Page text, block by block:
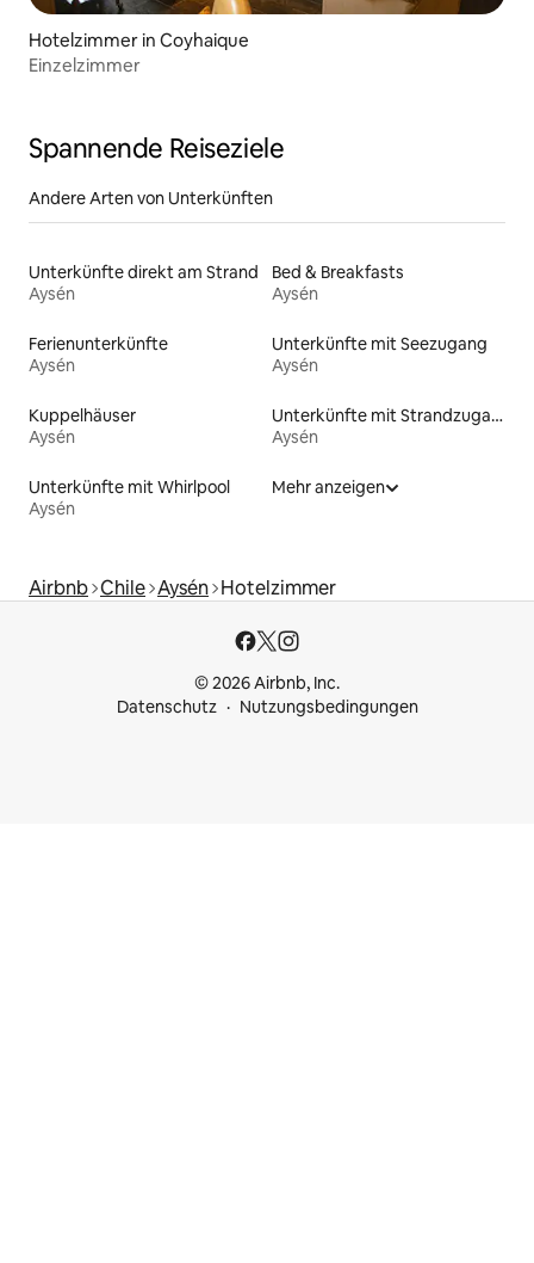
Hotelzimmer in Coyhaique
Einzelzimmer
Spannende Reiseziele
Andere Arten von Unterkünften
Unterkünfte direkt am Strand
Aysén
Bed & Breakfasts
Aysén
Ferienunterkünfte
Aysén
Unterkünfte mit Seezugang
Aysén
Kuppelhäuser
Aysén
Unterkünfte mit Strandzugang
Aysén
Unterkünfte mit Whirlpool
Aysén
Mehr anzeigen
Airbnb Chile Aysén Hotelzimmer
© 2026 Airbnb, Inc.
Datenschutz
Nutzungsbedingungen